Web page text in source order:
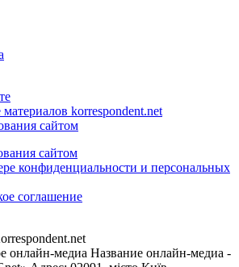
korrespondent.net
сайтом
сайтом
конфиденциальности и персональных
соглашение
онлайн-медиа Название онлайн-медиа -